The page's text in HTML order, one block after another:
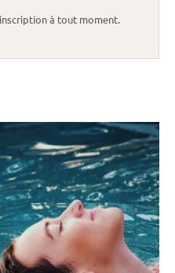
à tout moment.